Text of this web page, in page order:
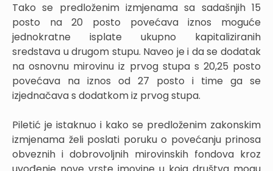
Tako se predloženim izmjenama sa sadašnjih 15
posto na 20 posto povećava iznos moguće
jednokratne isplate ukupno kapitaliziranih
sredstava u drugom stupu. Naveo je i da se dodatak
na osnovnu mirovinu iz prvog stupa s 20,25 posto
povećava na iznos od 27 posto i time ga se
izjednačava s dodatkom iz prvog stupa.
Piletić je istaknuo i kako se predloženim zakonskim
izmjenama želi poslati poruku o povećanju prinosa
obveznih i dobrovoljnih mirovinskih fondova kroz